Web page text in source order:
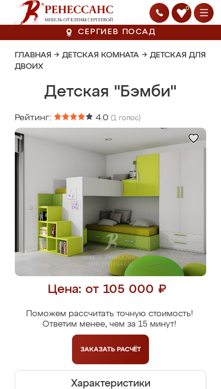
0
СЕРГИЕВ ПОСАД
ГЛАВНАЯ → ДЕТСКАЯ КОМНАТА → ДЕТСКАЯ ДЛЯ
ДВОИХ
Детская "Бэмби"
Рейтинг: 4.0 (1 голос)
Цена: от 105 000 ₽
Поможем рассчитать точную стоимость!
Ответим менее, чем за 15 минут!
ЗАКАЗАТЬ РАСЧЁТ
Характеристики